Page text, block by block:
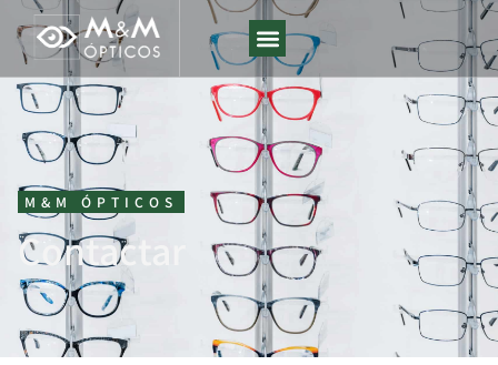
M&M ÓPTICOS
Contactar